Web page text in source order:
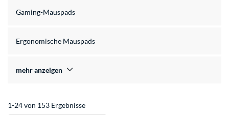
Gaming-Mauspads
Ergonomische Mauspads
mehr anzeigen
1-24 von 153 Ergebnisse